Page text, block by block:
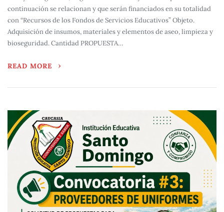
continuación se relacionan y que serán financiados en su totalidad
con “Recursos de los Fondos de Servicios Educativos” Objeto.
Adquisición de insumos, materiales y elementos de aseo, limpieza y
bioseguridad. Cantidad PROPUESTA…
READ MORE